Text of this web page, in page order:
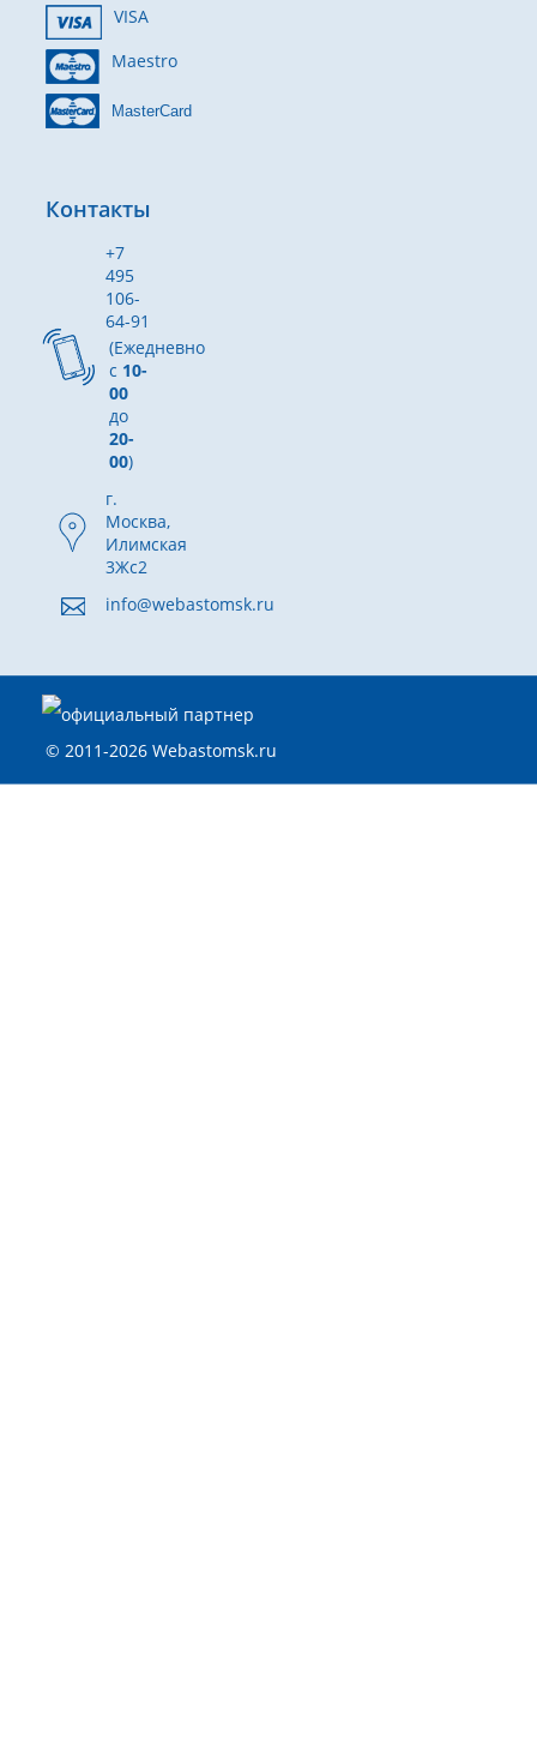
VISA
Maestro
MasterCard
Контакты
+7
495
106-
64-91
(Ежедневно
с 10-
00
до
20-
00)
г.
Москва,
Илимская
3Жс2
info@webastomsk.ru
© 2011-2026 Webastomsk.ru